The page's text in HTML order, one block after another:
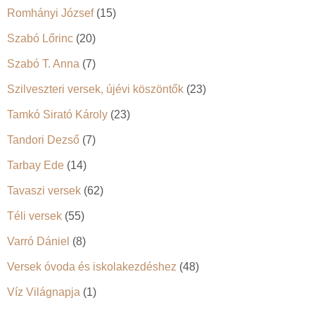
Romhányi József(15)
Szabó Lőrinc (20)
Szabó T. Anna (7)
Szilveszteri versek, újévi köszöntők (23)
Tamkó Sirató Károly (23)
Tandori Dezső (7)
Tarbay Ede (14)
Tavaszi versek (62)
Téli versek (55)
Varró Dániel (8)
Versek óvoda és iskolakezdéshez (48)
Víz Világnapja (1)